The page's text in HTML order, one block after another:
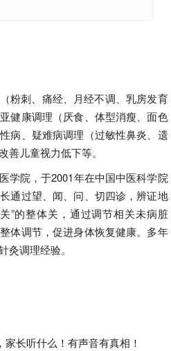
刺、痛经、月经不调、乳房发育
健康调理（厌食、体型消瘦、面色
病、疑难病调理（过敏性鼻炎、遗
善儿童视力低下等。
院，于2001年在中国中医科学院
通过望、闻、问、切四诊，辨证地
”的整体关，通过调节相关未病脏
体调节，促进身体恢复健康。多年
灸调理经验。
家长听什么！有声音有真相！